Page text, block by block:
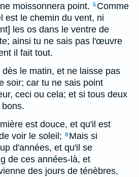
moissonnera point. 5 Comme
est le chemin du vent, ni
les os dans le ventre de
ainsi tu ne sais pas l'œuvre
il fait tout.
le matin, et ne laisse pas
soir; car tu ne sais point
ceci ou cela; et si tous deux
est douce, et qu'il est
voir le soleil; 8 Mais si
d'années, et qu'il se
de ces années-là, et
des jours de ténèbres,